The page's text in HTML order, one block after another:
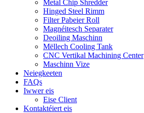
Metal Chip Shredder
Hinged Steel Rimm
Filter Pabeier Roll
Magnéitesch Separater
Deoiling Maschinn
Mëllech Cooling Tank
CNC Vertikal Machining Center
Maschinn Vize
Neiegkeeten
FAQs
Iwwer eis
Eise Client
Kontaktéiert eis